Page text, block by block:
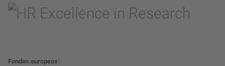
Fondos europeos